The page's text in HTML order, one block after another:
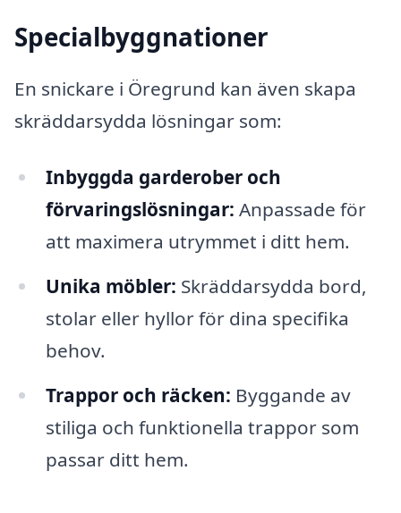
Specialbyggnationer
En snickare i Öregrund kan även skapa
skräddarsydda lösningar som:
Inbyggda garderober och
förvaringslösningar: Anpassade för
att maximera utrymmet i ditt hem.
Unika möbler: Skräddarsydda bord,
stolar eller hyllor för dina specifika
behov.
Trappor och räcken: Byggande av
stiliga och funktionella trappor som
passar ditt hem.